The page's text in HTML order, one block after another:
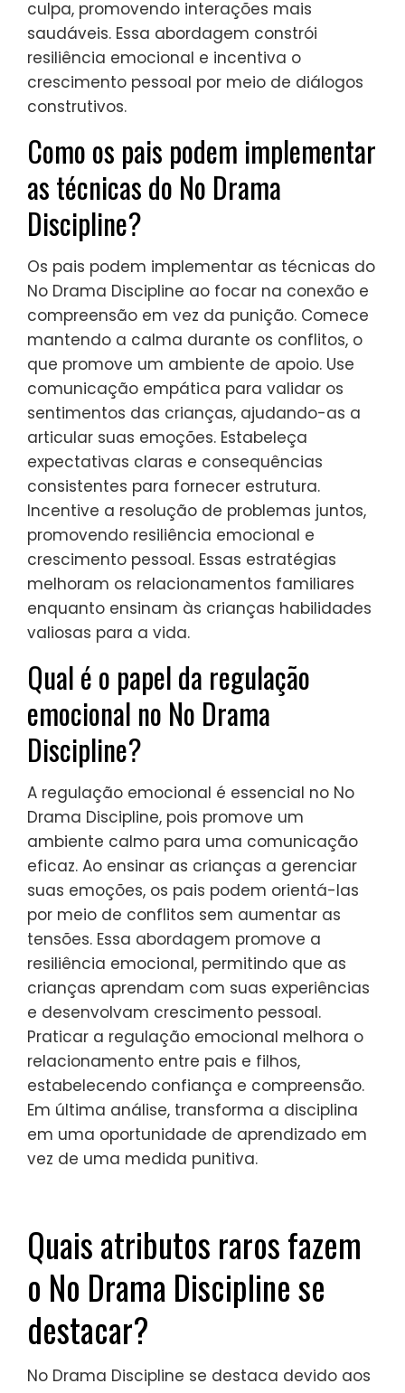
para a resolução de
conflitos?
únicas para a resolução de conflitos que se
concentram na conexão emocional e na
compreensão. Essas estratégias priorizam a
empatia, a escuta ativa e a resolução
colaborativa de problemas. Ao fomentar
um ambiente seguro, os indivíduos
aprendem a expressar sentimentos sem
culpa, promovendo interações mais
saudáveis. Essa abordagem constrói
resiliência emocional e incentiva o
crescimento pessoal por meio de diálogos
construtivos.
Como os pais podem implementar
as técnicas do No Drama
Discipline?
Os pais podem implementar as técnicas do
No Drama Discipline ao focar na conexão e
compreensão em vez da punição. Comece
que promove um ambiente de apoio. Use
comunicação empática para validar os
sentimentos das crianças, ajudando-as a
articular suas emoções. Estabeleça
expectativas claras e consequências
consistentes para fornecer estrutura.
Incentive a resolução de problemas juntos,
promovendo resiliência emocional e
crescimento pessoal. Essas estratégias
melhoram os relacionamentos familiares
enquanto ensinam às crianças habilidades
valiosas para a vida.
Qual é o papel da regulação
emocional no No Drama
Discipline?
A regulação emocional é essencial no No
Drama Discipline, pois promove um
ambiente calmo para uma comunicação
por meio de conflitos sem aumentar as
tensões. Essa abordagem promove a
resiliência emocional, permitindo que as
crianças aprendam com suas experiências
e desenvolvam crescimento pessoal.
relacionamento entre pais e filhos,